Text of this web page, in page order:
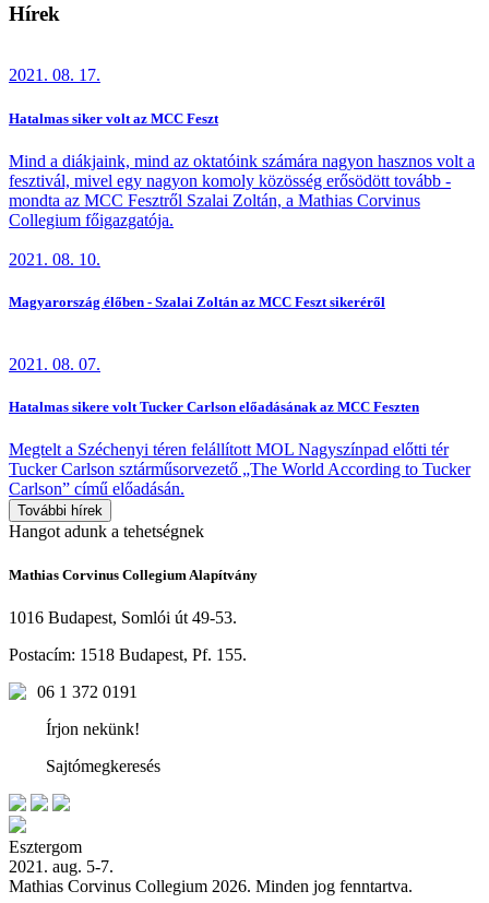
Hírek
2021. 08. 17.
Hatalmas siker volt az MCC Feszt
Mind a diákjaink, mind az oktatóink számára nagyon hasznos volt a
fesztivál, mivel egy nagyon komoly közösség erősödött tovább -
mondta az MCC Fesztről Szalai Zoltán, a Mathias Corvinus
Collegium főigazgatója.
2021. 08. 10.
Magyarország élőben - Szalai Zoltán az MCC Feszt sikeréről
2021. 08. 07.
Hatalmas sikere volt Tucker Carlson előadásának az MCC Feszten
Megtelt a Széchenyi téren felállított MOL Nagyszínpad előtti tér
Tucker Carlson sztárműsorvezető „The World According to Tucker
Carlson” című előadásán.
További hírek
Hangotadunk a tehetségnek
Mathias Corvinus Collegium Alapítvány
1016 Budapest, Somlói út 49-53.
Postacím: 1518 Budapest, Pf. 155.
06 1 372 0191
Írjon nekünk!
Sajtómegkeresés
Esztergom
2021. aug. 5-7.
Mathias Corvinus Collegium 2026. Minden jog fenntartva.